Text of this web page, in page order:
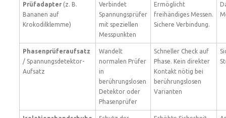
Prüfadapter (z. B.
Bananen auf
Krokodilklemme)
Verbindet
Spannungsprüfer
mit speziellen
Messpunkten
Ermöglicht
freihändiges Messen.
Sichere Verbindung.
Phasenprüferaufsatz
/ Spannungsdetektor-
Aufsatz
Wandelt
normalen Prüfer
in
berührungslosen
Detektor oder
Phasenprüfer
Schneller Check auf
Phase. Kein direkter
Kontakt nötig bei
berührungslosen
Varianten